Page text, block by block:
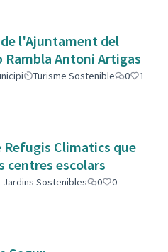
l'Ajuntament del
Rambla Antoni Artigas
Turisme Sostenible 0
1
Climatics que
centres escolars
Jardins Sostenibles 0
0